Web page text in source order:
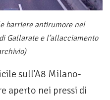
barriere antirumore nel
Gallarate e l’allacciamento
sull’A8 Milano-
aperto nei pressi di